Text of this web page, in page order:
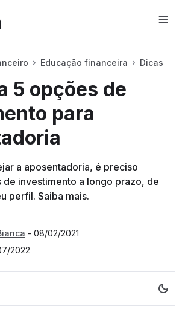
Educação financeira Dicas
5 opções de
para
a aposentadoria, é preciso
investimento a longo prazo, de
perfil. Saiba mais.
- 08/02/2021
2022